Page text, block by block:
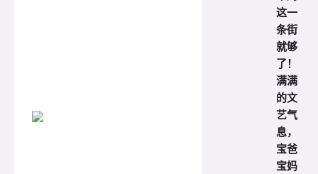
这一
条街
就够
了！
满满
的文
艺气
息，
宝爸
宝妈